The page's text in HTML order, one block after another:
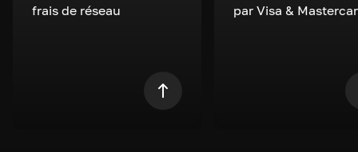
frais de réseau
par Visa &